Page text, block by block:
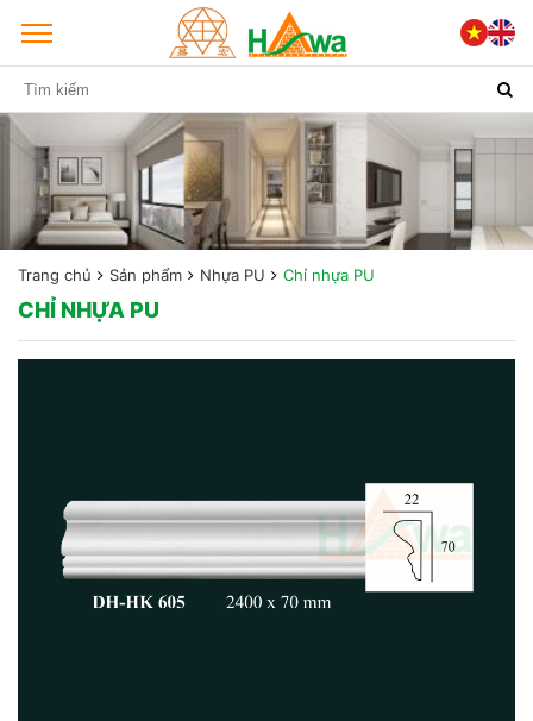
Trang chủ Sản phẩm Nhựa PU Chỉ nhựa PU
CHỈ NHỰA PU